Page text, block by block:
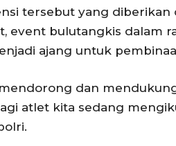
tersebut yang diberikan
event bulutangkis dalam
ajang untuk
dan
atlet kita sedang